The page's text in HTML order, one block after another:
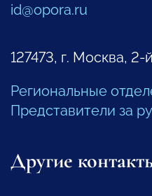
id@opora.ru
127473, г. Москва,
Региональные
Представители за
Другие